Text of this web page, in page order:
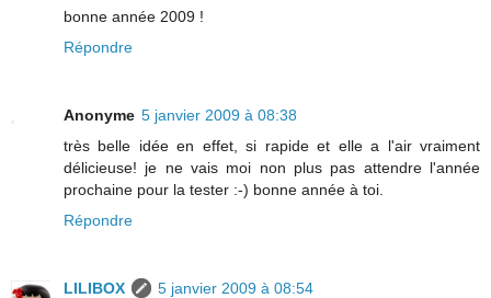
bonne année 2009 !
Répondre
Anonyme 5 janvier 2009 à 08:38
très belle idée en effet, si rapide et elle a l'air vraiment
délicieuse! je ne vais moi non plus pas attendre l'année
prochaine pour la tester :-) bonne année à toi.
Répondre
LILIBOX
5 janvier 2009 à 08:54